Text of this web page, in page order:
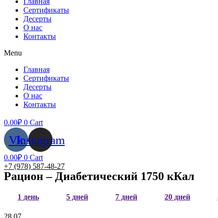
Сертификаты
Десерты
О нас
Контакты
Menu
Главная
Сертификаты
Десерты
О нас
Контакты
0.00₽ 0 Cart
VkInstagram
0.00₽ 0 Cart
+7 (978) 587-48-27
Рацион – Диабетический 1750 кКал
1 день 5 дней 7 дней 20 дней
28.07